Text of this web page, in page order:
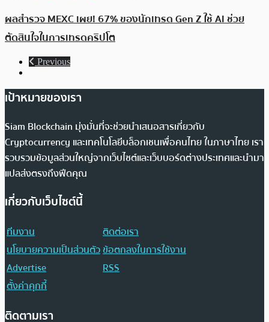
ผลสำรวจ MEXC เผย! 67% ของนักเทรด Gen Z ใช้ AI ช่วย
ตัดสินใจในการเทรดคริปโต
Previous
เป้าหมายของเรา
Siam Blockchain มุ่งมั่นที่จะช่วยนำเสนอสารเกี่ยวกับ
Cryptocurrency และเทคโนโลยีบล็อกเชนเพื่อคนไทย ในภาษาไทย เรา
รวบรวมข้อมูลส่วนใหญ่จากเว็บไซต์และเว็บบอร์ดต่างประเทศและนำมา
แปลส่งตรงถึงฟีดคุณ
เกี่ยวกับเว็บไซต์นี้
ทีมงาน
ติดต่อเรา
นโยบายความเป็นส่วนตัวข้อตกลงในการใช้งาน
Advertise
RSS
ตั้งค่าคุกกี้
ติดตามเรา